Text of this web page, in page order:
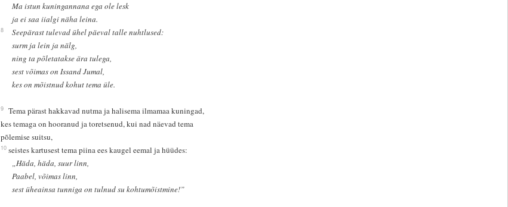
Ma istun kuningannana ega ole lesk
ja ei saa iialgi näha leina.
8
Seepärast tulevad ühel päeval talle nuhtlused:
surm ja lein ja nälg,
ning ta põletatakse ära tulega,
sest võimas on Issand Jumal,
kes on mõistnud kohut tema üle.
9
Tema pärast hakkavad nutma ja halisema ilmamaa kuningad,
kes temaga on hooranud ja toretsenud, kui nad näevad tema
põlemise suitsu,
10 seistes kartusest tema piina ees kaugel eemal ja hüüdes:
„Häda, häda, suur linn,
Paabel, võimas linn,
sest üheainsa tunniga on tulnud su kohtumõistmine!”